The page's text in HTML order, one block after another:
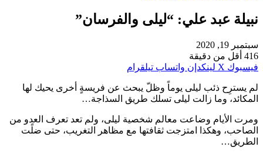
نبيلة عبد علي: “ليلى والفرسان”
سبتمبر 19, 2020
416 أقل من دقيقة
فيسبوك ‫X لينكدإن واتساب تيلقرام
لم يسترِح ذئب ليلى يوماً وظلّ يبحث عن فريسةٍ أخرى يحيك لها
المكائد، وما زالت ليلى تسلك طريق السذاجة…
ومرت الأيام وضاعت معالم شخصية ليلى، ولم تعد تعرف العدو من
الصاحب، وهكذا امتزجت ثقافتها مع مظاهر التغريب، حتى ضلًت
الطريق…